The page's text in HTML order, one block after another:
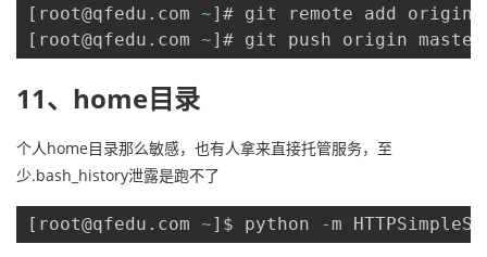
[ root@qfedu . com ~] # git remote add origin
[ root@qfedu . com ~] # git push origin master
11、home目录
个人home目录那么敏感，也有人拿来直接托管服务，至
少.bash_history泄露是跑不了
[ root@qfedu . com ~] $ python - m